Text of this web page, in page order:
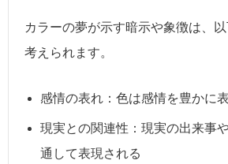
カラーの夢が示す暗示や象徴は、
考えられます。
感情の表れ：色は感情を豊かに
現実との関連性：現実の出来事
通して表現される